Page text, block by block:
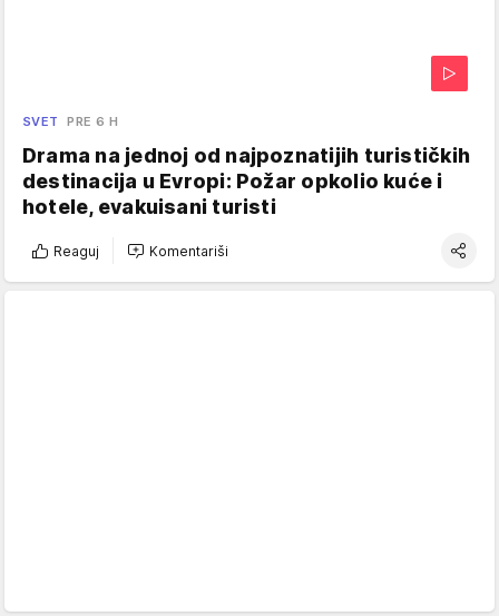
SVET PRE 6 H
Drama na jednoj od najpoznatijih turističkih
destinacija u Evropi: Požar opkolio kuće i
hotele, evakuisani turisti
Reaguj Komentariši